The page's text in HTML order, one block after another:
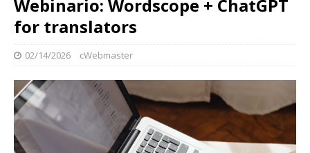
Webinario: Wordscope + ChatGPT
for translators
02/14/2026 cWebmaster